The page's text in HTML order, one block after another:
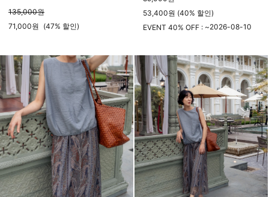
135,000원
71,000원 (47% 할인)
53,400원 (40% 할인)
EVENT 40% OFF : ~2026-08-10